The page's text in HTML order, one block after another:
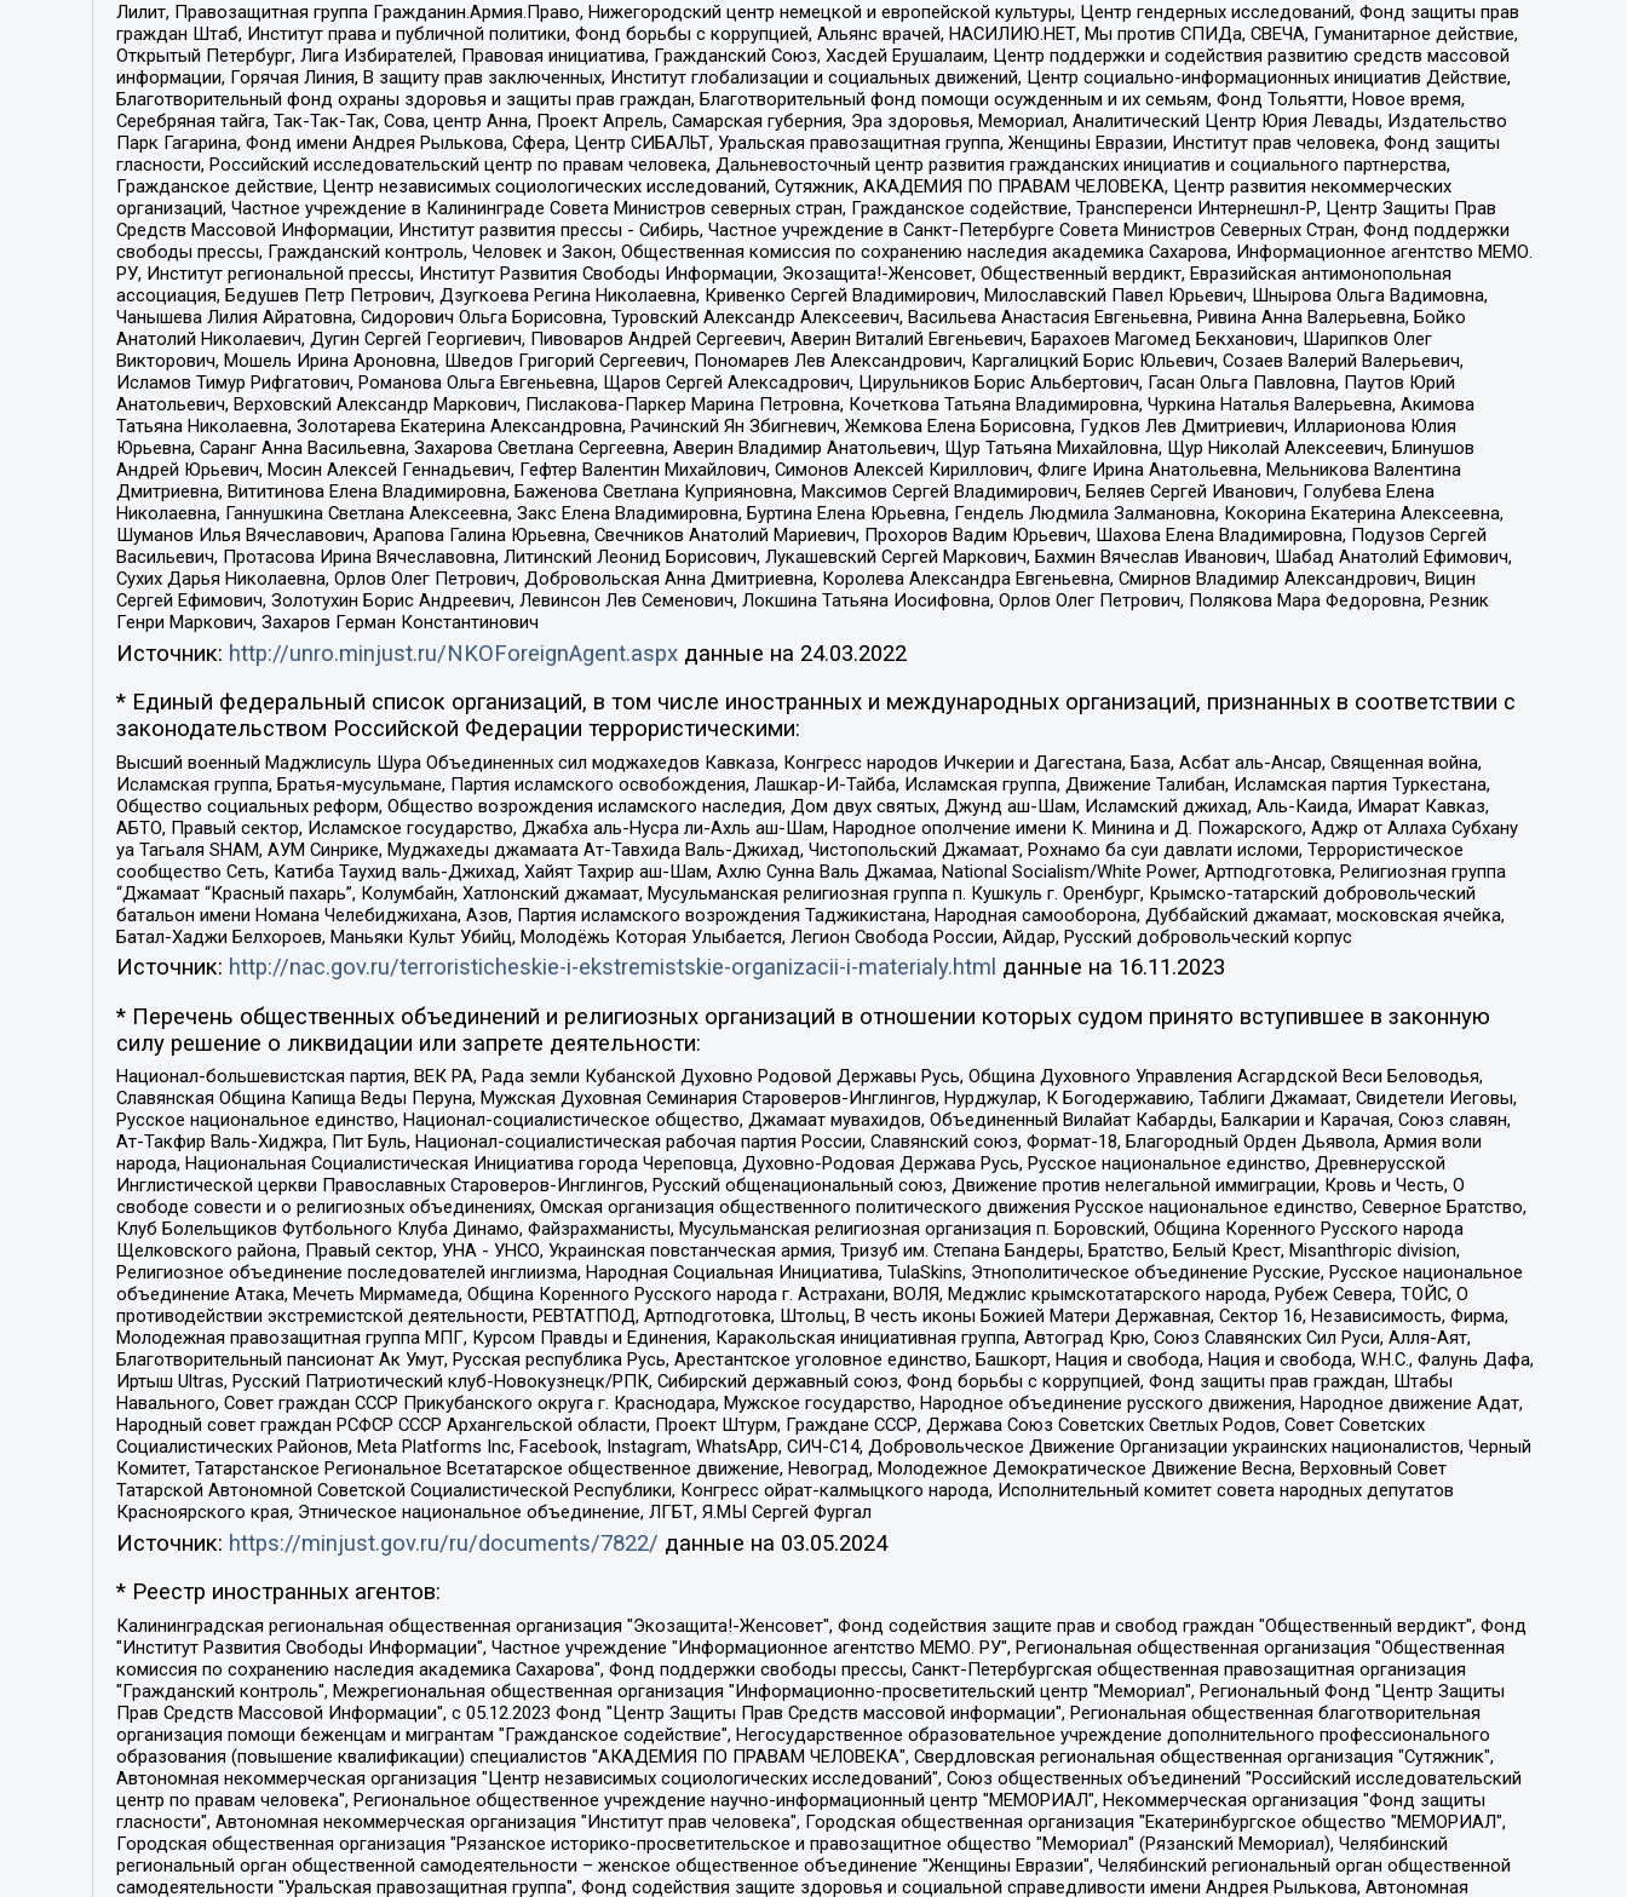
Лилит, Правозащитная группа Гражданин.Армия.Право, Нижегородский центр немецкой и европейской культуры, Центр гендерных исследований, Фонд защиты прав
граждан Штаб, Институт права и публичной политики, Фонд борьбы с коррупцией, Альянс врачей, НАСИЛИЮ.НЕТ, Мы против СПИДа, СВЕЧА, Гуманитарное действие,
Открытый Петербург, Лига Избирателей, Правовая инициатива, Гражданский Союз, Хасдей Ерушалаим, Центр поддержки и содействия развитию средств массовой
информации, Горячая Линия, В защиту прав заключенных, Институт глобализации и социальных движений, Центр социально-информационных инициатив Действие,
Благотворительный фонд охраны здоровья и защиты прав граждан, Благотворительный фонд помощи осужденным и их семьям, Фонд Тольятти, Новое время,
Серебряная тайга, Так-Так-Так, Сова, центр Анна, Проект Апрель, Самарская губерния, Эра здоровья, Мемориал, Аналитический Центр Юрия Левады, Издательство
Парк Гагарина, Фонд имени Андрея Рылькова, Сфера, Центр СИБАЛЬТ, Уральская правозащитная группа, Женщины Евразии, Институт прав человека, Фонд защиты
гласности, Российский исследовательский центр по правам человека, Дальневосточный центр развития гражданских инициатив и социального партнерства,
Гражданское действие, Центр независимых социологических исследований, Сутяжник, АКАДЕМИЯ ПО ПРАВАМ ЧЕЛОВЕКА, Центр развития некоммерческих
организаций, Частное учреждение в Калининграде Совета Министров северных стран, Гражданское содействие, Трансперенси Интернешнл-Р, Центр Защиты Прав
Средств Массовой Информации, Институт развития прессы - Сибирь, Частное учреждение в Санкт-Петербурге Совета Министров Северных Стран, Фонд поддержки
свободы прессы, Гражданский контроль, Человек и Закон, Общественная комиссия по сохранению наследия академика Сахарова, Информационное агентство МЕМО.
РУ, Институт региональной прессы, Институт Развития Свободы Информации, Экозащита!-Женсовет, Общественный вердикт, Евразийская антимонопольная
ассоциация, Бедушев Петр Петрович, Дзугкоева Регина Николаевна, Кривенко Сергей Владимирович, Милославский Павел Юрьевич, Шнырова Ольга Вадимовна,
Чанышева Лилия Айратовна, Сидорович Ольга Борисовна, Туровский Александр Алексеевич, Васильева Анастасия Евгеньевна, Ривина Анна Валерьевна, Бойко
Анатолий Николаевич, Дугин Сергей Георгиевич, Пивоваров Андрей Сергеевич, Аверин Виталий Евгеньевич, Барахоев Магомед Бекханович, Шарипков Олег
Викторович, Мошель Ирина Ароновна, Шведов Григорий Сергеевич, Пономарев Лев Александрович, Каргалицкий Борис Юльевич, Созаев Валерий Валерьевич,
Исламов Тимур Рифгатович, Романова Ольга Евгеньевна, Щаров Сергей Алексадрович, Цирульников Борис Альбертович, Гасан Ольга Павловна, Паутов Юрий
Анатольевич, Верховский Александр Маркович, Пислакова-Паркер Марина Петровна, Кочеткова Татьяна Владимировна, Чуркина Наталья Валерьевна, Акимова
Татьяна Николаевна, Золотарева Екатерина Александровна, Рачинский Ян Збигневич, Жемкова Елена Борисовна, Гудков Лев Дмитриевич, Илларионова Юлия
Юрьевна, Саранг Анна Васильевна, Захарова Светлана Сергеевна, Аверин Владимир Анатольевич, Щур Татьяна Михайловна, Щур Николай Алексеевич, Блинушов
Андрей Юрьевич, Мосин Алексей Геннадьевич, Гефтер Валентин Михайлович, Симонов Алексей Кириллович, Флиге Ирина Анатольевна, Мельникова Валентина
Дмитриевна, Вититинова Елена Владимировна, Баженова Светлана Куприяновна, Максимов Сергей Владимирович, Беляев Сергей Иванович, Голубева Елена
Николаевна, Ганнушкина Светлана Алексеевна, Закс Елена Владимировна, Буртина Елена Юрьевна, Гендель Людмила Залмановна, Кокорина Екатерина Алексеевна,
Шуманов Илья Вячеславович, Арапова Галина Юрьевна, Свечников Анатолий Мариевич, Прохоров Вадим Юрьевич, Шахова Елена Владимировна, Подузов Сергей
Васильевич, Протасова Ирина Вячеславовна, Литинский Леонид Борисович, Лукашевский Сергей Маркович, Бахмин Вячеслав Иванович, Шабад Анатолий Ефимович,
Сухих Дарья Николаевна, Орлов Олег Петрович, Добровольская Анна Дмитриевна, Королева Александра Евгеньевна, Смирнов Владимир Александрович, Вицин
Сергей Ефимович, Золотухин Борис Андреевич, Левинсон Лев Семенович, Локшина Татьяна Иосифовна, Орлов Олег Петрович, Полякова Мара Федоровна, Резник
Генри Маркович, Захаров Герман Константинович
Источник: http://unro.minjust.ru/NKOForeignAgent.aspxданные на 24.03.2022
* Единый федеральный список организаций, в том числе иностранных и международных организаций, признанных в соответствии с
законодательством Российской Федерации террористическими:
Высший военный Маджлисуль Шура Объединенных сил моджахедов Кавказа, Конгресс народов Ичкерии и Дагестана, База, Асбат аль-Ансар, Священная война,
Исламская группа, Братья-мусульмане, Партия исламского освобождения, Лашкар-И-Тайба, Исламская группа, Движение Талибан, Исламская партия Туркестана,
Общество социальных реформ, Общество возрождения исламского наследия, Дом двух святых, Джунд аш-Шам, Исламский джихад, Аль-Каида, Имарат Кавказ,
АБТО, Правый сектор, Исламское государство, Джабха аль-Нусра ли-Ахль аш-Шам, Народное ополчение имени К. Минина и Д. Пожарского, Аджр от Аллаха Субхану
уа Тагьаля SHAM, АУМ Синрике, Муджахеды джамаата Ат-Тавхида Валь-Джихад, Чистопольский Джамаат, Рохнамо ба суи давлати исломи, Террористическое
сообщество Сеть, Катиба Таухид валь-Джихад, Хайят Тахрир аш-Шам, Ахлю Сунна Валь Джамаа, National Socialism/White Power, Артподготовка, Религиозная группа
“Джамаат “Красный пахарь”, Колумбайн, Хатлонский джамаат, Мусульманская религиозная группа п. Кушкуль г. Оренбург, Крымско-татарский добровольческий
батальон имени Номана Челебиджихана, Азов, Партия исламского возрождения Таджикистана, Народная самооборона, Дуббайский джамаат, московская ячейка,
Батал-Хаджи Белхороев, Маньяки Культ Убийц, Молодёжь Которая Улыбается, Легион Свобода России, Айдар, Русский добровольческий корпус
Источник: http://nac.gov.ru/terroristicheskie-i-ekstremistskie-organizacii-i-materialy.html данные на 16.11.2023
* Перечень общественных объединений и религиозных организаций в отношении которых судом принято вступившее в законную
силу решение о ликвидации или запрете деятельности:
Национал-большевистская партия, ВЕК РА, Рада земли Кубанской Духовно Родовой Державы Русь, Община Духовного Управления Асгардской Веси Беловодья,
Славянская Община Капища Веды Перуна, Мужская Духовная Семинария Староверов-Инглингов, Нурджулар, К Богодержавию, Таблиги Джамаат, Свидетели Иеговы,
Русское национальное единство, Национал-социалистическое общество, Джамаат мувахидов, Объединенный Вилайат Кабарды, Балкарии и Карачая, Союз славян,
Ат-Такфир Валь-Хиджра, Пит Буль, Национал-социалистическая рабочая партия России, Славянский союз, Формат-18, Благородный Орден Дьявола, Армия воли
народа, Национальная Социалистическая Инициатива города Череповца, Духовно-Родовая Держава Русь, Русское национальное единство, Древнерусской
Инглистической церкви Православных Староверов-Инглингов, Русский общенациональный союз, Движение против нелегальной иммиграции, Кровь и Честь, О
свободе совести и о религиозных объединениях, Омская организация общественного политического движения Русское национальное единство, Северное Братство,
Клуб Болельщиков Футбольного Клуба Динамо, Файзрахманисты, Мусульманская религиозная организация п. Боровский, Община Коренного Русского народа
Щелковского района, Правый сектор, УНА - УНСО, Украинская повстанческая армия, Тризуб им. Степана Бандеры, Братство, Белый Крест, Misanthropic division,
Религиозное объединение последователей инглиизма, Народная Социальная Инициатива, TulaSkins, Этнополитическое объединение Русские, Русское национальное
объединение Атака, Мечеть Мирмамеда, Община Коренного Русского народа г. Астрахани, ВОЛЯ, Меджлис крымскотатарского народа, Рубеж Севера, ТОЙС, О
противодействии экстремистской деятельности, РЕВТАТПОД, Артподготовка, Штольц, В честь иконы Божией Матери Державная, Сектор 16, Независимость, Фирма,
Молодежная правозащитная группа МПГ, Курсом Правды и Единения, Каракольская инициативная группа, Автоград Крю, Союз Славянских Сил Руси, Алля-Аят,
Благотворительный пансионат Ак Умут, Русская республика Русь, Арестантское уголовное единство, Башкорт, Нация и свобода, Нация и свобода, W.H.С., Фалунь Дафа,
Иртыш Ultras, Русский Патриотический клуб-Новокузнецк/РПК, Сибирский державный союз, Фонд борьбы с коррупцией, Фонд защиты прав граждан, Штабы
Навального, Совет граждан СССР Прикубанского округа г. Краснодара, Мужское государство, Народное объединение русского движения, Народное движение Адат,
Народный совет граждан РСФСР СССР Архангельской области, Проект Штурм, Граждане СССР, Держава Союз Советских Светлых Родов, Совет Советских
Социалистических Районов, Meta Platforms Inc, Facebook, Instagram, WhatsApp, СИЧ-С14, Добровольческое Движение Организации украинских националистов, Черный
Комитет, Татарстанское Региональное Всетатарское общественное движение, Невоград, Молодежное Демократическое Движение Весна, Верховный Совет
Татарской Автономной Советской Социалистической Республики, Конгресс ойрат-калмыцкого народа, Исполнительный комитет совета народных депутатов
Красноярского края, Этническое национальное объединение, ЛГБТ, Я.МЫ Сергей Фургал
Источник: https://minjust.gov.ru/ru/documents/7822/ данные на 03.05.2024
* Реестр иностранных агентов:
Калининградская региональная общественная организация "Экозащита!-Женсовет", Фонд содействия защите прав и свобод граждан "Общественный вердикт", Фонд "Институт Развития Свободы Информации", Частное учреждение "Информационное агентство МЕМО. РУ", Региональная общественная организация "Общественная комиссия по сохранению наследия академика Сахарова", Фонд поддержки свободы прессы, Санкт-Петербургская общественная правозащитная организация "Гражданский контроль", Межрегиональная общественная организация "Информационно-просветительский центр "Мемориал", Региональный Фонд "Центр Защиты Прав Средств Массовой Информации", с 05.12.2023 Фонд "Центр Защиты Прав Средств массовой информации", Региональная общественная благотворительная организация помощи беженцам и мигрантам "Гражданское содействие", Негосударственное образовательное учреждение дополнительного профессионального образования (повышение квалификации) специалистов "АКАДЕМИЯ ПО ПРАВАМ ЧЕЛОВЕКА", Свердловская региональная общественная организация "Сутяжник", Автономная некоммерческая организация "Центр независимых социологических исследований", Союз общественных объединений "Российский исследовательский центр по правам человека", Региональное общественное учреждение научно-информационный центр "МЕМОРИАЛ", Некоммерческая организация "Фонд защиты гласности", Автономная некоммерческая организация "Институт прав человека", Городская общественная организация "Екатеринбургское общество "МЕМОРИАЛ", Городская общественная организация "Рязанское историко-просветительское и правозащитное общество "Мемориал" (Рязанский Мемориал), Челябинский региональный орган общественной самодеятельности – женское общественное объединение "Женщины Евразии", Челябинский региональный орган общественной самодеятельности "Уральская правозащитная группа", Фонд содействия защите здоровья и социальной справедливости имени Андрея Рылькова, Автономная Некоммерческая Организация "Аналитический Центр Юрия Левады", Автономная некоммерческая организация социальной поддержки населения "Проект Апрель", Региональная общественная организация помощи женщинам и детям, находящимся в кризисной ситуации "Информационно-методический центр "Анна", Фонд содействия развитию массовых коммуникаций и правовому просвещению "Так-так-Так", Фонд содействия устойчивому развитию "Серебряная тайга", Свердловский региональный общественный фонд социальных проектов "Новое время", "Idel.Реалии", Кавказ.Реалии, Крым.Реалии, Телеканал Настоящее Время, Татаро-башкирская служба Радио Свобода (Azatliq Radiosi), Радио Свободная Европа/Радио Свобода (PCE/PC), "Сибирь.Реалии", "Фактограф", Благотворительный фонд помощи осужденным и их семьям, Автономная некоммерческая организация "Институт глобализации и социальных движений", Фонд "В защиту прав заключенных", Частное учреждение "Центр поддержки и содействия развитию средств массовой информации", Пензенский региональный общественный благотворительный фонд "Гражданский союз", "Север.Реалии", Некоммерческая организация Фонд "Правовая инициатива", Общество с ограниченной ответственностью "Радио Свободная Европа/Радио Свобода", Чешское информационное агентство "MEDIUM-ORIENT", Красноярская региональная общественная организация "Мы против СПИДа", Камалягин Денис Николаевич, Маркелов Сергей Евгеньевич, Пономарев Лев Александрович, Савицкая Людмила Алексеевна, Автономная некоммерческая организация "Центр по работе с проблемой насилия "НАСИЛИЮ.НЕТ", Межрегиональный профессиональный союз работников здравоохранения "Альянс врачей", Юридическое лицо, зарегистрированное в Латвийской Республике, SIA "Medusa Project" (регистрационный номер 40103797863, дата регистрации 10.06.2014), Некоммерческая организация "Фонд по борьбе с коррупцией", Автономная некоммерческая организация "Институт права и публичной политики", Баданин Роман Сергеевич, Гликин Максим Александрович, Железнова Мария Михайловна, Лукьянова Юлия Сергеевна, Маетная Елизавета Витальевна, Маняхин Петр Борисович, Чуракова Ольга Владимировна, Ярош Юлия Петровна, Юридическое лицо "The Insider SIA", зарегистрированное в Риге, Латвийская Республика (дата регистрации 26.06.2015), являющееся администратором доменного имени интернет-издания "The Insider SIA", https://theins.ru, Постернак Алексей Евгеньевич, Рубин Михаил Аркадьевич, Анин Роман Александрович, Юридическое лицо Istories fonds, зарегистрированное в Латвийской Республике (регистрационный номер 50008295751, дата регистрации 24.02.2020), Великовский Дмитрий Александрович, Долинина Ирина Николаевна, Мароховская Алеся Алексеевна, Шлейнов Роман Юрьевич, Шмагун Олеся Валентиновна, Общество с ограниченной ответственностью "Альтаир 2021", Общество с ограниченной ответственностью "Вега 2021", Общество с ограниченной ответственностью "Главный редактор 2021", Общество с ограниченной ответственностью "Ромашки монолит", Важенков Артем Валерьевич, Ивановская областная общественная организация "Центр гендерных исследований", Гурман Юрий Альбертович, Медиапроект "ОВД-Инфо", Егоров Владимир Владимирович, Жилинский Владимир Александрович, Общество с ограниченной ответственностью "ЗП", Иванова София Юрьевна, Карезина Инна Павловна, Кильтау Екатерина Викторовна, Петров Алексей Викторович, Пискунов Сергей Евгеньевич, Смирнов Сергей Сергеевич, Тихонов Михаил Сергеевич, Общество с ограниченной ответственностью "ЖУРНАЛИСТ-ИНОСТРАННЫЙ АГЕНТ", Арапова Галина Юрьевна, Вольтская Татьяна Анатольевна, Американская компания "Mason G.E.S. Anonymous Foundation" (США), являющаяся владельцем интернет-издания https://mnews.world/, Компания "Stichting Bellingcat", зарегистрированная в Нидерландах (дата регистрации 11.07.2018), Захаров Андрей Вячеславович, Клепиковская Екатерина Дмитриевна, Общество с ограниченной ответственностью "МЕМО", Перл Роман Александрович, Симонов Евгений Алексеевич, Соловьева Елена Анатольевна, Сотников Даниил Владимирович, Сурначева Елизавета Дмитриевна, Автономная некоммерческая организация по защите прав человека и информированию населения "Якутия – Наше Мнение", Общество с ограниченной ответственностью "Москоу диджитал медиа", с 26.01.2023 Общество с ограниченной ответственностью "Чайка Белые сады", Ветошкина Валерия Валерьевна, Заговора Максим Александрович, Межрегиональное общественное движение "Российская ЛГБТ - сеть", Оленичев Максим Владимирович, Павлов Иван Юрьевич, Скворцова Елена Сергеевна, Общество с ограниченной ответственностью "Как бы инагент", Кочетков Игорь Викторович, Общество с ограниченной ответственностью "Честные выборы", Еланчик Олег Александрович, Общество с ограниченной ответственностью "Нобелевский призыв", Гималова Регина Эмилевна, Григорьев Андрей Валерьевич, Григорьева Алина Александровна, Ассоциация по содействию защите прав призывников, альтернативнослужащих и военнослужащих "Правозащитная группа "Гражданин.Армия.Право", Хисамова Регина Фаритовна, Автономная некоммерческая организация по реализации социально-правовых программ "Лилит", Дальневосточное общественное движение "Маяк", Санкт-Петербургская ЛГБТ-инициативная группа "Выход", Инициативная группа ЛГБТ+ "Реверс", Алексеев Андрей Викторович, Бекбулатова Таисия Львовна, Беляев Иван Михайлович, Владыкина Елена Сергеевна, Гельман Марат Александрович, Никульшина Вероника Юрьевна, Толоконникова Надежда Андреевна, Шендерович Виктор Анатольевич, Общество с ограниченной ответственностью "Данное сообщение", Общество с ограниченной ответственностью Издательский дом "Новая глава", Айнбиндер Александра Александровна, Московский комьюнити-центр для ЛГБТ+инициатив, Благотворительный фонд развития филантропии, Deutsche Welle (Германия, Kurt-Schumacher-Strasse 3, 53113 Bonn), Борзунова Мария Михайловна, Воробьев Виктор Викторович, Голубева Анна Львовна, Константинова Алла Михайловна, Малкова Ирина Владимировна, Мурадов Мурад Абдулгалимович, Осетинская Елизавета Николаевна, Понасенков Евгений Николаевич, Ганапольский Матвей Юрьевич, Киселев Евгений Алексеевич, Борухович Ирина Григорьевна, Дремин Иван Тимофеевич, Дубровский Дмитрий Викторович, Красноярская региональная общественная организация поддержки и развития альтернативных образовательных технологий и межкультурных коммуникаций "ИНТЕРРА", Маяковская Екатерина Алексеевна, Фейгин Марк Захарович, Филимонов Андрей Викторович, Дзугкоева Регина Николаевна, Доброхотов Роман Александрович, Дудь Юрий Александрович, Елкин Сергей Владимирович, Кругликов Кирилл Игоревич, Сабунаева Мария Леонидовна, Семенов Алексей Владимирович, Шаинян Карен Багратович, Шульман Екатерина Михайловна, Асафьев Артур Валерьевич, Вахштайн Виктор Семенович, Венедиктов Алексей Алексеевич, Лушникова Екатерина Евгеньевна, Волков Леонид Михайлович, Невзоров Александр Глебович, Пархоменко Сергей Борисович, Сироткин Ярослав Николаевич, Кара-Мурза Владимир Владимирович, Баранова Наталья Владимировна, Гозман Леонид Яковлевич, Кагарлицкий Борис Юльевич, Климарев Михаил Валерьевич, Милов Владимир Станиславович, Автономная некоммерческая организация Краснодарский центр современного искусства "Типография", Моргенштерн Алишер Тагирович, Соболь Любовь Эдуардовна, Общество с ограниченной ответственностью "ЛИЗА НОРМ", Каспаров Гарри Кимович, Ходорковский Михаил Борисович, Общество с ограниченной ответственностью "Апрельские тезисы", Данилович Ирина Брониславовна, Кашин Олег Владимирович, Петров Николай Владимирович, Пивоваров Алексей Владимирович, Соколов Михаил Владимирович, Цветкова Юлия Владимировна, Чичваркин Евгений Александрович, Комитет против пыток/Команда против пыток, Общество с ограниченной ответственностью "Первый научный", Общество с ограниченной ответственностью "Вертолет и ко", Белоцерковская Вероника Борисовна, Кац Максим Евгеньевич, Лазарева Татьяна Юрьевна, Шаведдинов Руслан Табризович, Яшин Илья Валерьевич, Общество с ограниченной ответственностью "Иноагент ААВ", Алешковский Дмитрий Петрович, Альбац Евгения Марковна, Быков Дмитрий Львович, Галямина Юлия Евгеньевна, Лойко Сергей Леонидович, Мартынов Кирилл Константинович, Медведев Сергей Александрович, Крашенинников Федор Геннадиевич, Гордеева Катерина Вл